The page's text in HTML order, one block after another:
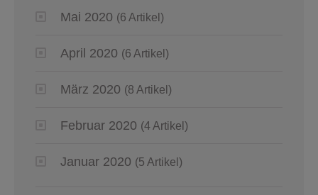
Mai 2020 (6 Artikel)
April 2020 (6 Artikel)
März 2020 (8 Artikel)
Februar 2020 (4 Artikel)
Januar 2020 (5 Artikel)